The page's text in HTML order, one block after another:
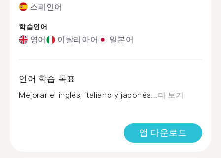
스페인어
학습언어
영어 이탈리아어 일본어
언어 학습 목표
Mejorar el inglés, italiano y japonés...더 보기
앱 다운로드